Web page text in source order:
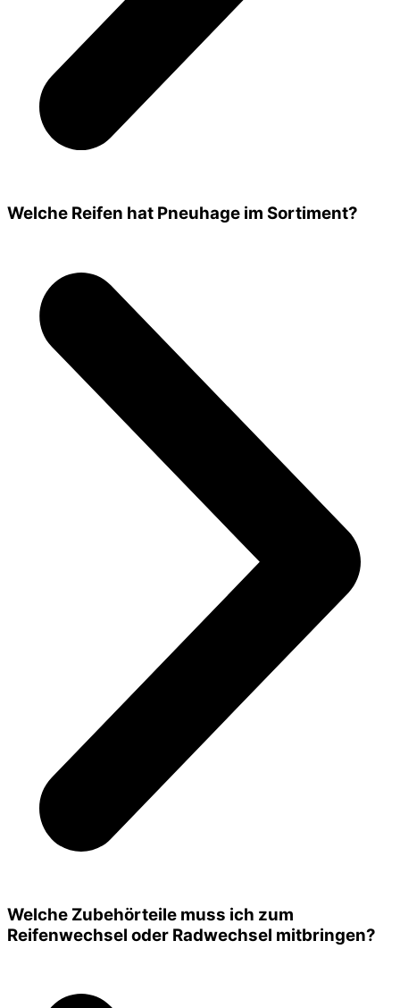
Welche Reifen hat Pneuhage im Sortiment?
Welche Zubehörteile muss ich zum
Reifenwechsel oder Radwechsel mitbringen?